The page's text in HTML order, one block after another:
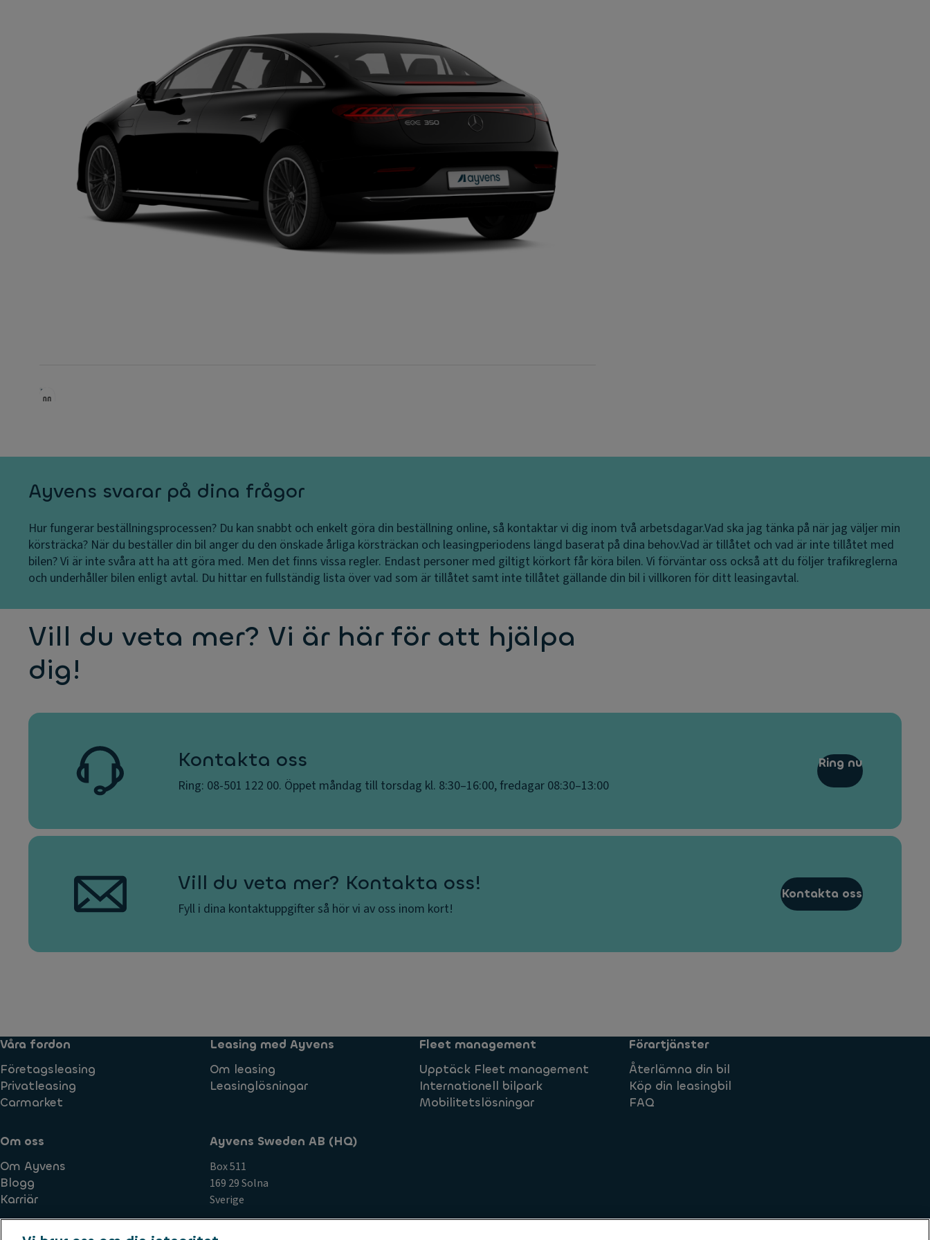
Ayvens svarar på dina frågor
Hur fungerar beställningsprocessen? Du kan snabbt och enkelt göra din beställning online, så kontaktar vi dig inom två arbetsdagar.Vad ska jag tänka på när jag väljer min
körsträcka? När du beställer din bil anger du den önskade årliga körsträckan och leasingperiodens längd baserat på dina behov.Vad är tillåtet och vad är inte tillåtet med
bilen?Vi är inte svåra att ha att göra med. Men det finns vissa regler. Endast personer med giltigt körkort får köra bilen. Vi förväntar oss också att du följer trafikreglerna
och underhåller bilen enligt avtal. Du hittar en fullständig lista över vad som är tillåtet samt inte tillåtet gällande din bil i villkoren för ditt leasingavtal.
Vill du veta mer? Vi är här för att hjälpa
dig!
Kontakta oss
Ring: 08-501 122 00. Öppet måndag till torsdag kl. 8:30–16:00, fredagar 08:30–13:00
Ring nu
Vill du veta mer? Kontakta oss!
Fyll i dina kontaktuppgifter så hör vi av oss inom kort!
Kontakta oss
Våra fordon
Företagsleasing
Privatleasing
Carmarket
Leasing med Ayvens
Om leasing
Leasinglösningar
Fleet management
Upptäck Fleet management
Internationell bilpark
Mobilitetslösningar
Förartjänster
Återlämna din bil
Köp din leasingbil
FAQ
Om oss
Om Ayvens
Blogg
Karriär
Ayvens Sweden AB (HQ)
Box 511
169 29 Solna
Sverige